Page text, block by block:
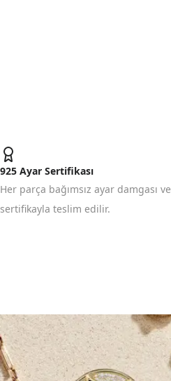
925 Ayar Sertifikası
Her parça bağımsız ayar damgası ve
sertifikayla teslim edilir.